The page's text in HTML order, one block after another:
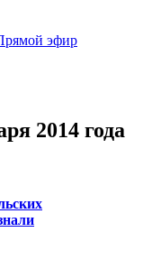
эфир
2014 года